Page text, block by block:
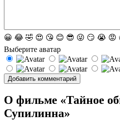
😀 😂 🤣 😍 😘 😊 😎 😜 😏 😭 😡
Выберите аватар
О фильме «Тайное
Супилинна»